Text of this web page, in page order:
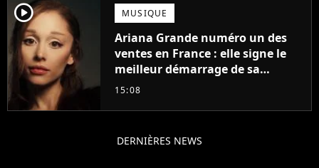
player2 MUSIQUE
Ariana Grande numéro un des
ventes en France : elle signe le
meilleur démarrage de sa
carrière avec son album Petal
15:08
DERNIÈRES NEWS